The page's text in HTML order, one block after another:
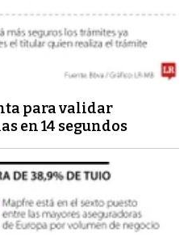
para validar
en 14 segundos